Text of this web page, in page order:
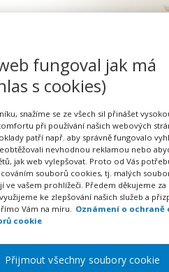
Proč se
fungoval jak má
s cookies)
snažíme se ze všech sil přinášet
při používání našich webových
patří např. aby správně fungovalo
nevhodnou reklamou nebo
jak web vylepšovat. Proto od Vás
souborů cookies, tj. malých
ve vašem prohlížeči. Předem děkujeme za
ke zlepšování našich služeb a
Vám na míru. Oznámení o ochraně
cookie
Přijmout všechny soubory cookie